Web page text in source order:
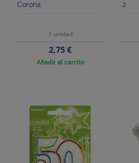
Corona
1 unidad
Precio
2,75 €
Añadir al carrito
2